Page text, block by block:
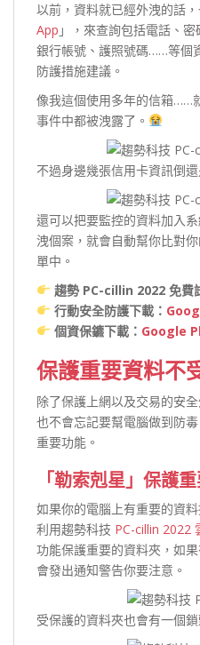
以前，資料就已經外洩的話
App 」，來查詢包括電話、
銀行帳號、護照號碼……等個
防護措施建議。
像我這個使用多年的信箱……
事件中都被洩露了。
不過身邊幾張信用卡資訊倒還
還可以把要監控的資料加入
洩個案，就會自動幫你比對
單中。
趨勢 PC-cillin 2022 免
行動安全防護下載：
個資保鑣下載： Google
保護重要資料不
除了保護上網以及交易的安
也不會忘記要幫電腦做到防
重要功能。
「勒索剋星」保護
如果你的電腦上有重要的資
利用趨勢科技 PC-cillin 2022
功能保護重要的資料夾，如
會發出通知警告你要注意。
受保護的資料夾也會有一個